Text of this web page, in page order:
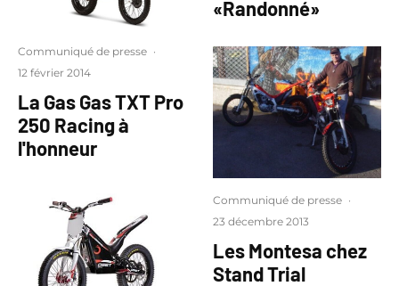
Communiqué de presse ·
12 février 2014
La Gas Gas TXT Pro
250 Racing à
l'honneur
«Randonné»
Communiqué de presse ·
23 décembre 2013
Les Montesa chez
Stand Trial